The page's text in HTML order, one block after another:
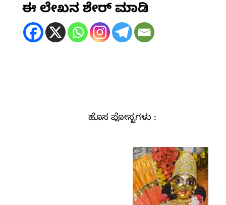
ಈ ಲೇಖನ ಶೇರ್ ಮಾಡಿ
ಹೊಸ ಪೋಸ್ಟಗಳು :